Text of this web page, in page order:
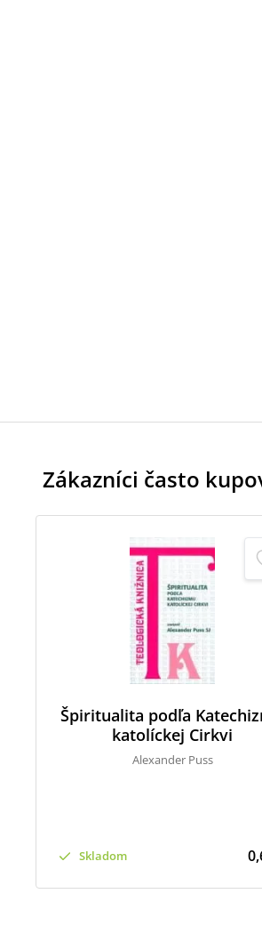
Zákazníci často
Špiritualita podľa
katolíckej Cirkvi
Alexander Puss
Skladom